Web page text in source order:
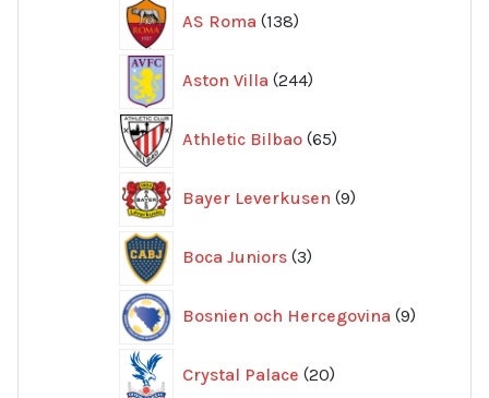
AS Roma 138
produkter
Aston Villa 244
produkter
Athletic Bilbao 65
produkter
Bayer Leverkusen 9
produkter
Boca Juniors 3
produkter
Bosnien och Hercegovina 9
produkter
Crystal Palace 20
produkter